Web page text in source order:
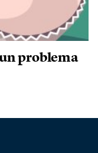
problema